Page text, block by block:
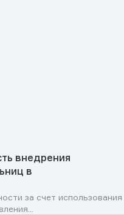
внедрения
в
за счет использования